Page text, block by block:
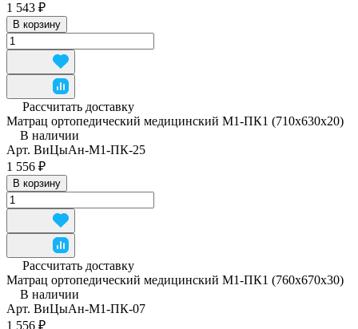
1 543 ₽
В корзину
Рассчитать доставку
Матрац ортопедический медицинский М1-ПК1 (710x630x20)
В наличии
Арт. ВиЦыАн-М1-ПК-25
1 556 ₽
В корзину
Рассчитать доставку
Матрац ортопедический медицинский М1-ПК1 (760x670x30)
В наличии
Арт. ВиЦыАн-М1-ПК-07
1 556 ₽